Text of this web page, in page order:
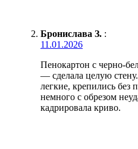
Бронислава З. :
11.01.2026
Пенокартон с черно-
— сделала целую
легкие, крепились без
немного с обрезом
кадрировала криво.